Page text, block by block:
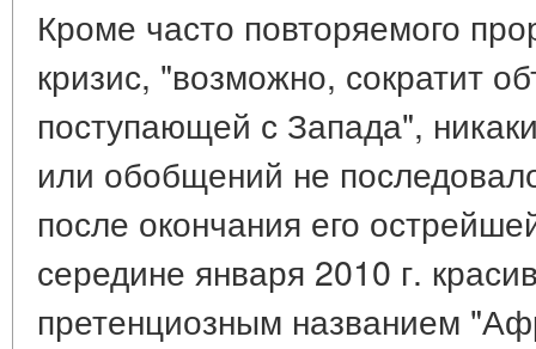
Кроме часто повторяемого
кризис, "возможно, сократит
поступающей с Запада",
или обобщений не
после окончания его
середине января 2010 г.
претенциозным названием